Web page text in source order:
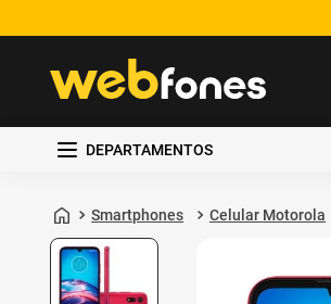
DEPARTAMENTOS
Smartphones Celular Motorola